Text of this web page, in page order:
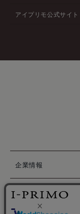
アイプリモ公式サイト
企業情報
個人情報保護ポリシー